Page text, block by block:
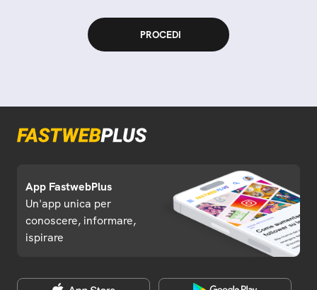
App FastwebPlus
Un'app unica per
conoscere, informare,
ispirare